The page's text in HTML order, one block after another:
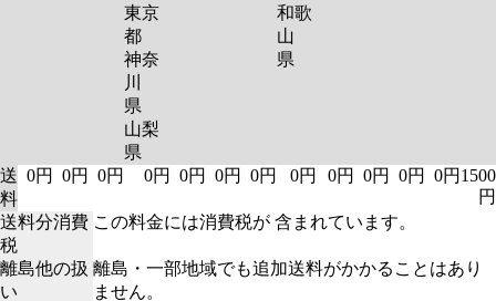
東京
都
神奈
川
県
山梨
県
和歌
山
県
送
料
0円 0円 0円 0円 0円 0円 0円 0円 0円 0円 0円 0円 1500
円
送料分消費
税
この料金には消費税が 含まれています。
離島他の扱
い
離島・一部地域でも追加送料がかかることはあり
ません。